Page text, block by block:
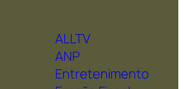
ALLTV
ANP
Entretenimento